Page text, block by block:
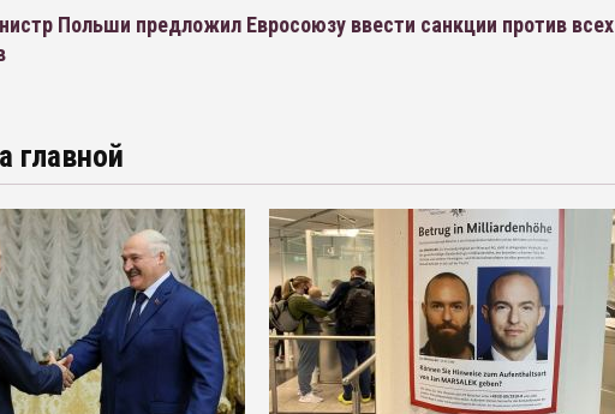
Польши предложил Евросоюзу ввести санкции против всех
главной